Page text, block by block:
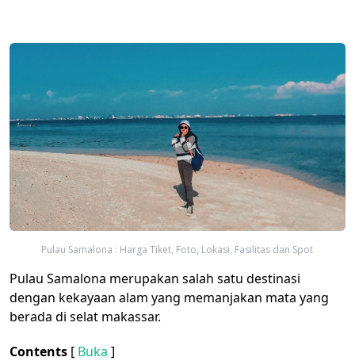
Pulau Samalona : Harga Tiket, Foto, Lokasi, Fasilitas dan Spot
Pulau Samalona merupakan salah satu destinasi
dengan kekayaan alam yang memanjakan mata yang
berada di selat makassar.
Contents [ Buka ]